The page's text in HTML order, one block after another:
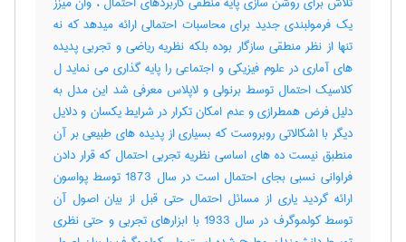
یک فرمولبندی جدید برای محاسبات احتمالی ارائه میدهد که نه
تنها از نظر منطقی سازگار بوده بلکه نظریه ریاضی و تجربی پدیده
های آماری در علوم فیزیکی و اجتماعی را پایه گذاری می نماید ل
کلاسیک احتمال توسط برنولی و لاپلاس معرفی شد این مدل به
دلیل فرض همطرازی و عدم امکان تکرار در شرایط یکسان و دلایل
دیگر با اشکالاتی روبروست که بسیاری از پدیده های طبیعی بر آن
منطبق نیست ده های اساسی نظریه تجربی احتمال که قرار دادن
فراوانی نسبی بجای احتمال است در سال 1873 توسط پواسون
ارائه گردید یاری از مسائل احتمال حتی قبل از بیان اصول آن
توسط کولموگرف در سال 1933 با ابزارهای تجربی و حتی نظری